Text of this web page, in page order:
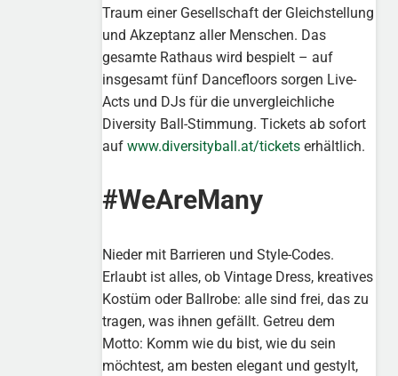
Traum einer Gesellschaft der Gleichstellung
und Akzeptanz aller Menschen. Das
gesamte Rathaus wird bespielt – auf
insgesamt fünf Dancefloors sorgen Live-
Acts und DJs für die unvergleichliche
Diversity Ball-Stimmung. Tickets ab sofort
aufwww.diversityball.at/tickets erhältlich.
#WeAreMany
Nieder mit Barrieren und Style-Codes.
Erlaubt ist alles, ob Vintage Dress, kreatives
Kostüm oder Ballrobe: alle sind frei, das zu
tragen, was ihnen gefällt. Getreu dem
Motto: Komm wie du bist, wie du sein
möchtest, am besten elegant und gestylt,